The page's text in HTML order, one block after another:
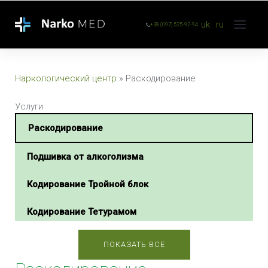
+38 (097) 525-92-94 uk ru
Наркологический центр » Раскодирование
Услуги
Раскодирование
Подшивка от алкоголизма
Кодирование Тройной блок
Кодирование Тетурамом
Кодирование ТетлонгомПОКАЗАТЬ ВСЕ